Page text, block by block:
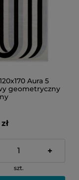
Aura 5
geometryczny
+
szt.